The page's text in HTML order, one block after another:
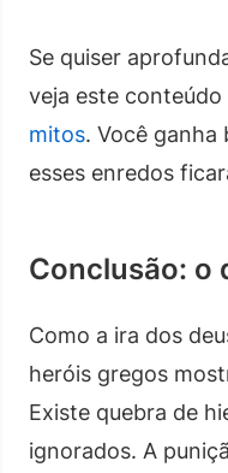
Se quiser
veja este conteúdo
mitos. Você ganha
esses enredos
Conclusão: o
Como a ira dos
heróis gregos
Existe quebra de
ignorados. A